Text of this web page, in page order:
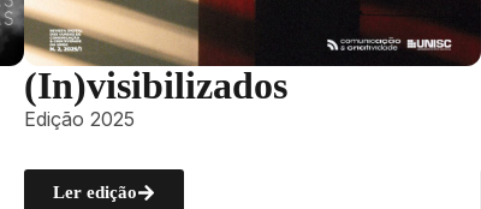
(In)visibilizados
Edição 2025
Ler edição